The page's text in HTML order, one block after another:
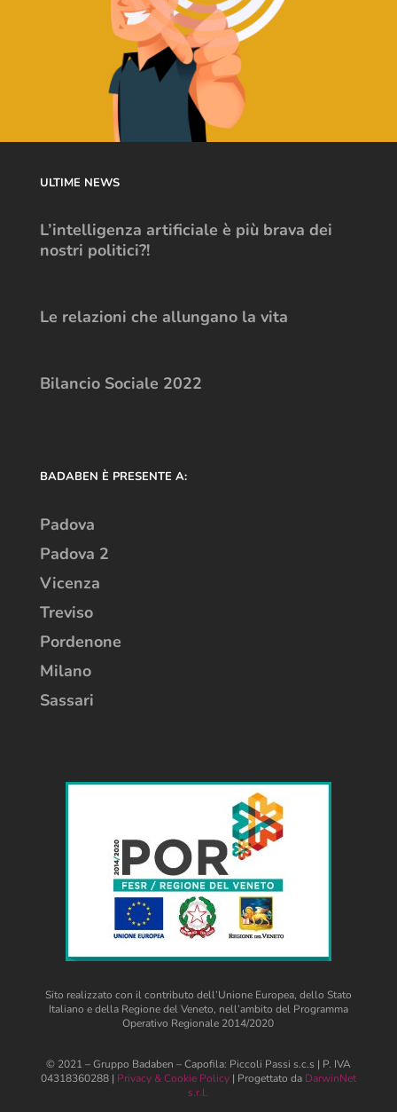
ULTIME NEWS
L’intelligenza artificiale è più brava dei
nostri politici?!
Le relazioni che allungano la vita
Bilancio Sociale 2022
BADABEN È PRESENTE A:
Padova
Padova 2
Vicenza
Treviso
Pordenone
Milano
Sassari
Sito realizzato con il contributo dell’Unione Europea, dello Stato
Italiano e della Regione del Veneto, nell’ambito del Programma
Operativo Regionale 2014/2020
© 2021 – Gruppo Badaben – Capofila: Piccoli Passi s.c.s | P. IVA
04318360288 | Privacy & Cookie Policy| Progettato da DarwinNet
s.r.l.